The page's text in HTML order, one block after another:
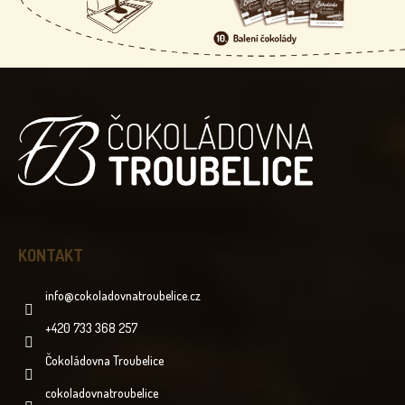
KONTAKT
info@cokoladovnatroubelice.cz
+420 733 368 257
Čokoládovna Troubelice
cokoladovnatroubelice